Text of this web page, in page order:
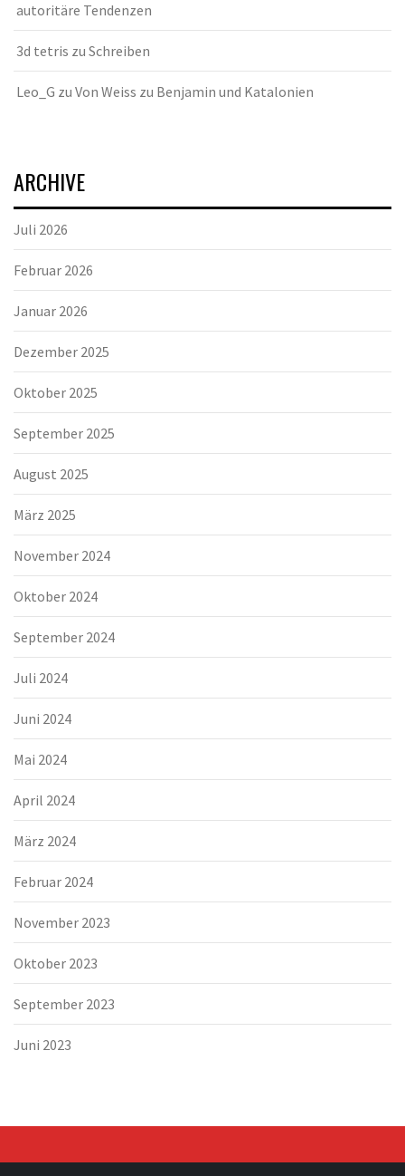
autoritäre Tendenzen
3d tetris zu Schreiben
Leo_G zu Von Weiss zu Benjamin und Katalonien
ARCHIVE
Juli 2026
Februar 2026
Januar 2026
Dezember 2025
Oktober 2025
September 2025
August 2025
März 2025
November 2024
Oktober 2024
September 2024
Juli 2024
Juni 2024
Mai 2024
April 2024
März 2024
Februar 2024
November 2023
Oktober 2023
September 2023
Juni 2023